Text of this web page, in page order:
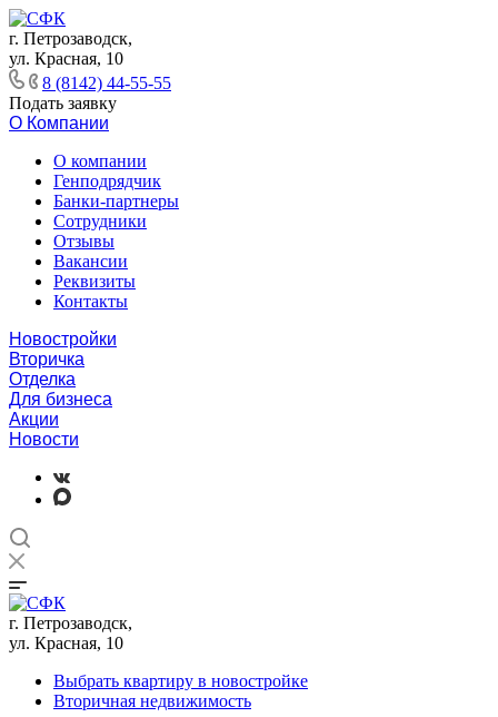
г. Петрозаводск,
ул. Красная, 10
8 (8142) 44-55-55
Подать заявку
О Компании
О компании
Генподрядчик
Банки-партнеры
Сотрудники
Отзывы
Вакансии
Реквизиты
Контакты
Новостройки
Вторичка
Отделка
Для бизнеса
Акции
Новости
г. Петрозаводск,
ул. Красная, 10
Выбрать квартиру в новостройке
Вторичная недвижимость